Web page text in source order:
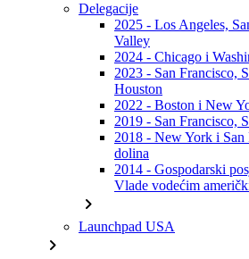
Delegacije
2025 - Los Angeles,
Valley
2024 - Chicago i
2023 - San Francisco,
Houston
2022 - Boston i New
2019 - San Francisco,
2018 - New York i San
dolina
2014 - Gospodarski
Vlade vodećim
chevron_right
Launchpad USA
chevron_right